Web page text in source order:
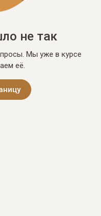
не так
Мы уже в курсе
её.